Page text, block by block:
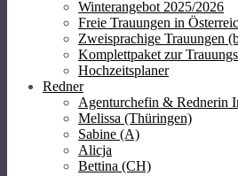
Winterangebot 2025/2026
Freie Trauungen in
Zweisprachige Trauungen
Komplettpaket zur
Hochzeitsplaner
Redner
Agenturchefin & Rednerin
Melissa (Thüringen)
Sabine (A)
Alicja
Bettina (CH)